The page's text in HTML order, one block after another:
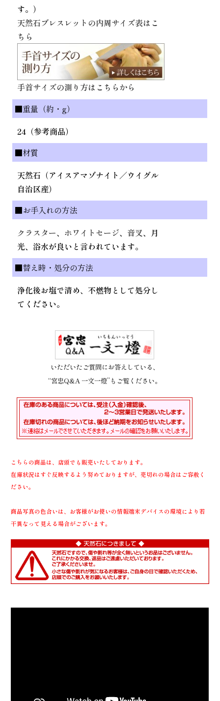
す。）
天然石ブレスレットの内周サイズ表はこ
ちら
手首サイズの測り方はこちらから
■重量（約・g）
24（参考商品）
■材質
天然石（アイスアマゾナイト／ウイグル
自治区産）
■お手入れの方法
クラスター、 ホワイトセージ、 音叉、月
光、浴水が良いと言われています。
■替え時・処分の方法
浄化後お塩で清め、不燃物として処分し
てください。
いただいたご質問にお答えしている、
“宮忠Q&A 一文一燈”もご覧ください。
こちらの商品は、店頭でも販売いたしております。
在庫状況はすぐ反映するよう努めておりますが、売切れの場合はご容赦く
ださい。
商品写真の色合いは、お客様がお使いの情報端末デバイスの環境により若
干異なって見える場合がございます。